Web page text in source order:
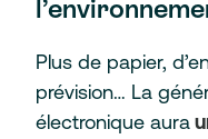
Plus de papier,
prévision… La
électronique aura